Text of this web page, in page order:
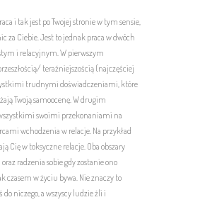
i tak jest po Twojej stronie w tym sensie,
za Ciebie. Jest to jednak praca w dwóch
i relacyjnym. W pierwszym
teraźniejszością (najczęściej
trudnymi doświadczeniami, które
Twoją samoocenę. W drugim
swoimi przekonaniami na
wchodzenia w relacje. Na przykład
Cię w toksyczne relacje. Oba obszary
radzenia sobie gdy zostanie ono
czasem w życiu bywa. Nie znaczy to
do niczego, a wszyscy ludzie źli i